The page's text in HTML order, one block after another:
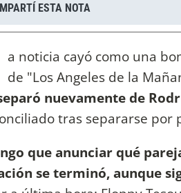
ESTA NOTA
a noticia cayó como una
de "Los Angeles de la
nuevamente de
tras separarse por
que anunciar qué
se terminó, aunque